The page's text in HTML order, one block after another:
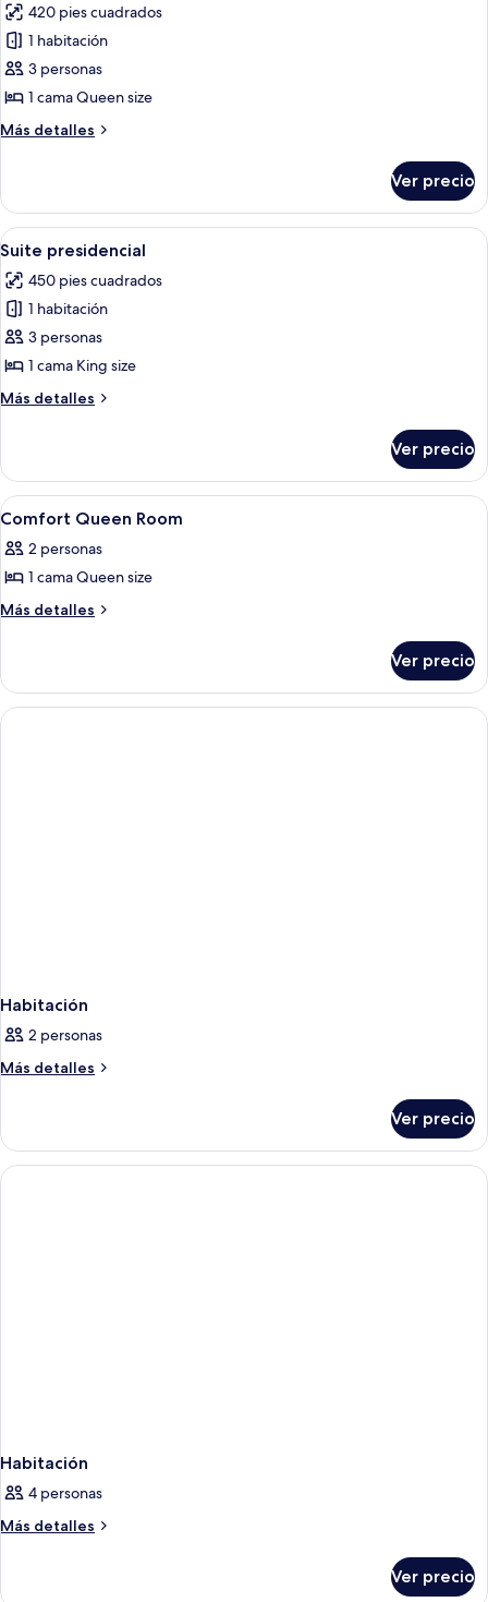
individuales
las
fotos
de
Suite
(Niranta
Suite)
420 pies cuadrados
1 habitación
3 personas
1 cama Queen size
Más detalles
Más
(Niranta
Suite)
Ver precio
Abrir
todas
las
fotos
de
Suite
presidencial
Una sala moderna con sofá, sillón,
8
Suite presidencial
450 pies cuadrados
1 habitación
3 personas
1 cama King size
Más detalles
Más
presidencial
Ver precio
Abrir
todas
las
fotos
de
Room
Una habitación de hotel con cama,
2
Comfort Queen Room
2 personas
1 cama Queen size
Más detalles
Más
Queen
Room
Ver precio
Habitación
2 personas
Más detalles
Más
Ver precio
Habitación
4 personas
Más detalles
Más
Ver precio